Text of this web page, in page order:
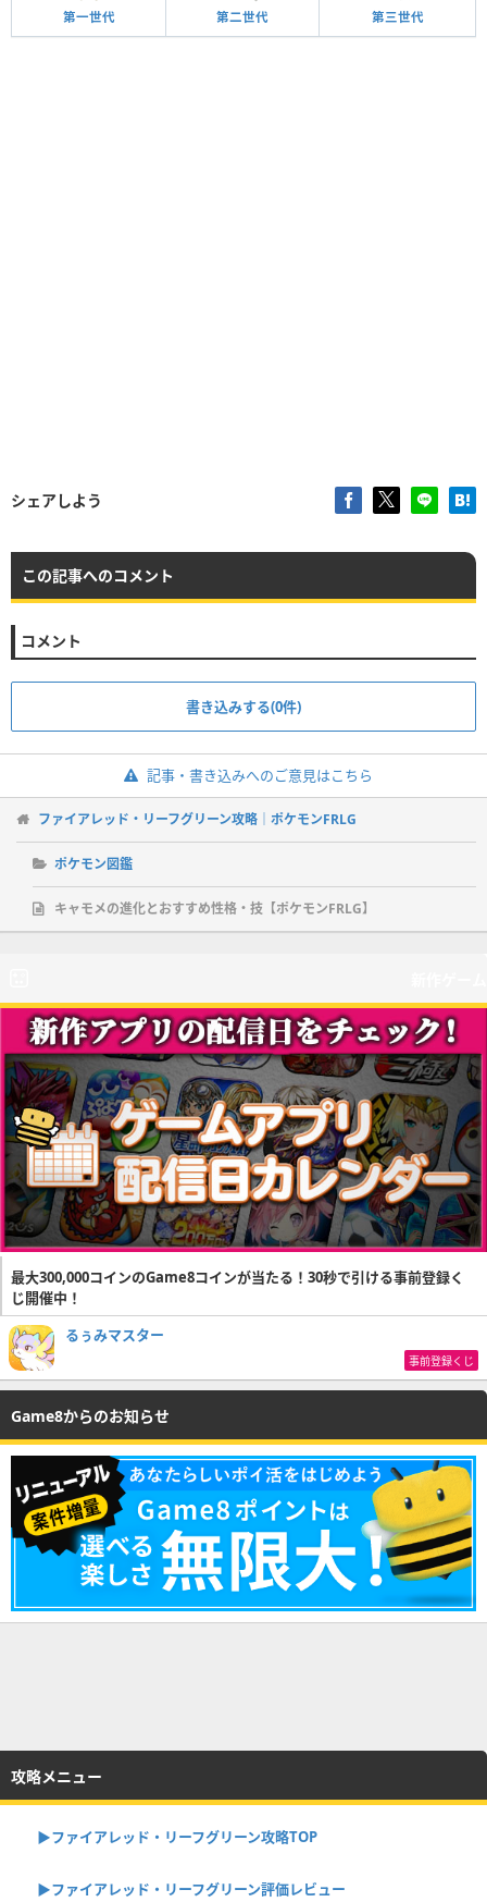
第一世代 第二世代 第三世代
シェアしよう
この記事へのコメント
コメント
書き込みする(0件)
記事・書き込みへのご意見はこちら
ファイアレッド・リーフグリーン攻略｜ポケモンFRLG
ポケモン図鑑
キャモメの進化とおすすめ性格・技【ポケモンFRLG】
最大300,000コインのGame8コインが当たる！30秒で引ける事前登録く
じ開催中！
るぅみマスター
事前登録くじ
Game8からのお知らせ
攻略メニュー
▶︎ファイアレッド・リーフグリーン攻略TOP
▶︎ファイアレッド・リーフグリーン評価レビュー